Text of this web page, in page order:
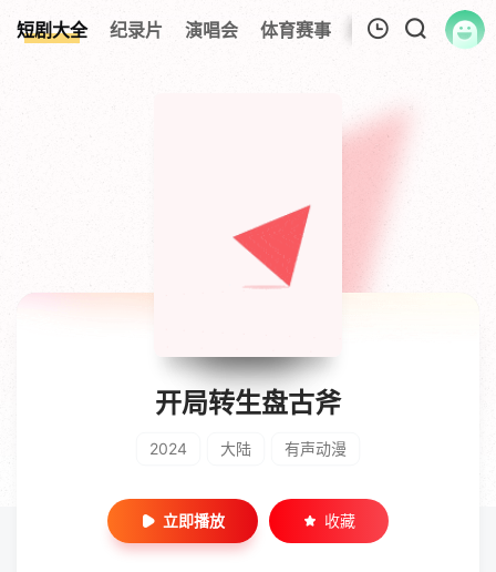
短剧大全 纪录片 演唱会 体育赛事 伦理片 影视解
暂无观看影片的记录
开局转生盘古斧
2024 大陆 有声动漫
立即播放 收藏